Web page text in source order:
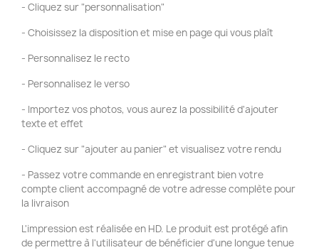
- Cliquez sur "personnalisation"
- Choisissez la disposition et mise en page qui vous plaît
- Personnalisez le recto
- Personnalisez le verso
- Importez vos photos, vous aurez la possibilité d'ajouter
texte et effet
- Cliquez sur "ajouter au panier" et visualisez votre rendu
- Passez votre commande en enregistrant bien votre
compte client accompagné de votre adresse complète pour
la livraison
L'impression est réalisée en HD. Le produit est protégé afin
de permettre à l'utilisateur de bénéficier d'une longue tenue